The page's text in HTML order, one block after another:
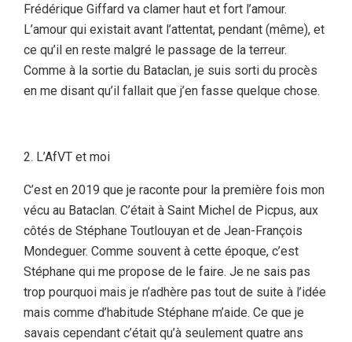
Frédérique Giffard va clamer haut et fort l’amour.
L’amour qui existait avant l’attentat, pendant (même), et
ce qu’il en reste malgré le passage de la terreur.
Comme à la sortie du Bataclan, je suis sorti du procès
en me disant qu’il fallait que j’en fasse quelque chose.
L’AfVT et moi
C’est en 2019 que je raconte pour la première fois mon
vécu au Bataclan. C’était à Saint Michel de Picpus, aux
côtés de Stéphane Toutlouyan et de Jean-François
Mondeguer. Comme souvent à cette époque, c’est
Stéphane qui me propose de le faire. Je ne sais pas
trop pourquoi mais je n’adhère pas tout de suite à l’idée
mais comme d’habitude Stéphane m’aide. Ce que je
savais cependant c’était qu’à seulement quatre ans